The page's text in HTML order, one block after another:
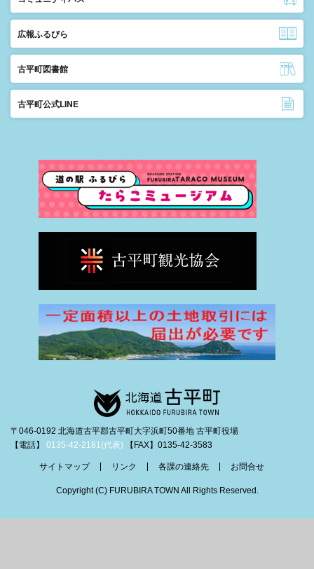
広報ふるびら
古平町図書館
古平町公式LINE
〒046-0192 北海道古平郡古平町大字浜町50番地 古平町役場
【電話】 0135-42-2181(代表) 【FAX】0135-42-3583
サイトマップ リンク 各課の連絡先 お問合せ
Copyright (C) FURUBIRA TOWN All Rights Reserved.